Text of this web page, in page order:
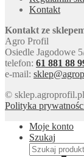
Kontakt
Kontakt ze
Agro Profil
Osiedle Jagodowe
telefon: 61 881 88
e-mail:
©
Polityka
Moje konto
Szukaj
Szukaj: